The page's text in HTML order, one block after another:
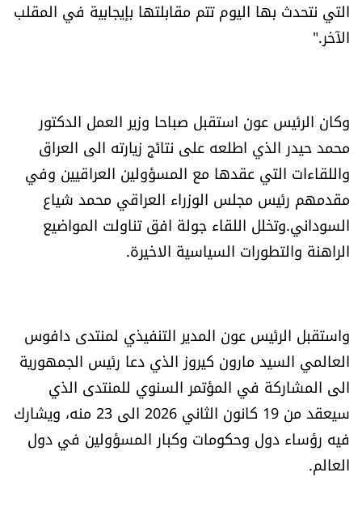
التي نتحدث بها اليوم تتم مقابلتها بإيجابية في المقلب
الآخر."
وكان الرئيس عون استقبل صباحا وزير العمل الدكتور
محمد حيدر الذي اطلعه على نتائج زيارته الى العراق
واللقاءات التي عقدها مع المسؤولين العراقيين وفي
مقدمهم رئيس مجلس الوزراء العراقي محمد شياع
السوداني.وتخلل اللقاء جولة افق تناولت المواضيع
الراهنة والتطورات السياسية الاخيرة.
واستقبل الرئيس عون المدير التنفيذي لمنتدى دافوس
العالمي السيد مارون كيروز الذي دعا رئيس الجمهورية
الى المشاركة في المؤتمر السنوي للمنتدى الذي
سيعقد من 19 كانون الثاني 2026 الى 23 منه، ويشارك
فيه رؤساء دول وحكومات وكبار المسؤولين في دول
العالم.